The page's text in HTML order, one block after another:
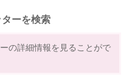
ーを検索
の詳細情報を見ることがで